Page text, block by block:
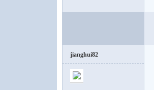
jianghui82